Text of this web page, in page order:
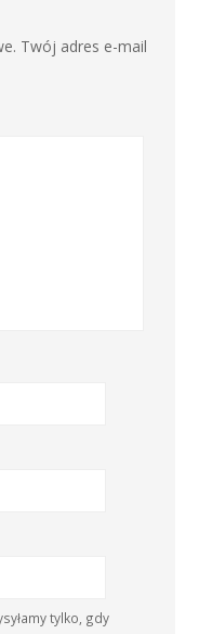
Twój adres e-mail
tylko, gdy